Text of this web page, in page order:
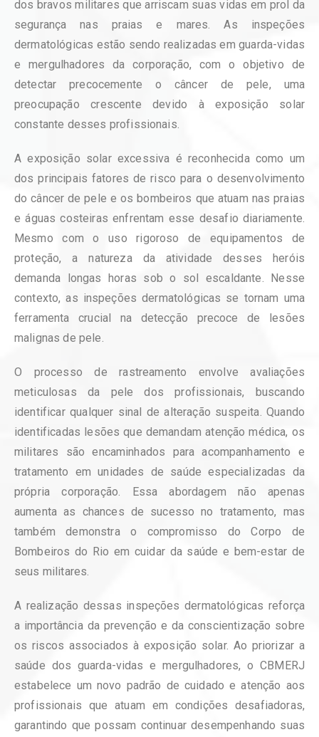
dos bravos militares que arriscam suas vidas em prol da
segurança nas praias e mares. As inspeções
dermatológicas estão sendo realizadas em guarda-vidas
e mergulhadores da corporação, com o objetivo de
detectar precocemente o câncer de pele, uma
preocupação crescente devido à exposição solar
constante desses profissionais.
A exposição solar excessiva é reconhecida como um
dos principais fatores de risco para o desenvolvimento
do câncer de pele e os bombeiros que atuam nas praias
e águas costeiras enfrentam esse desafio diariamente.
Mesmo com o uso rigoroso de equipamentos de
proteção, a natureza da atividade desses heróis
demanda longas horas sob o sol escaldante. Nesse
contexto, as inspeções dermatológicas se tornam uma
ferramenta crucial na detecção precoce de lesões
malignas de pele.
O processo de rastreamento envolve avaliações
meticulosas da pele dos profissionais, buscando
identificar qualquer sinal de alteração suspeita. Quando
identificadas lesões que demandam atenção médica, os
militares são encaminhados para acompanhamento e
tratamento em unidades de saúde especializadas da
própria corporação. Essa abordagem não apenas
aumenta as chances de sucesso no tratamento, mas
também demonstra o compromisso do Corpo de
Bombeiros do Rio em cuidar da saúde e bem-estar de
seus militares.
A realização dessas inspeções dermatológicas reforça
a importância da prevenção e da conscientização sobre
os riscos associados à exposição solar. Ao priorizar a
saúde dos guarda-vidas e mergulhadores, o CBMERJ
estabelece um novo padrão de cuidado e atenção aos
profissionais que atuam em condições desafiadoras,
garantindo que possam continuar desempenhando suas